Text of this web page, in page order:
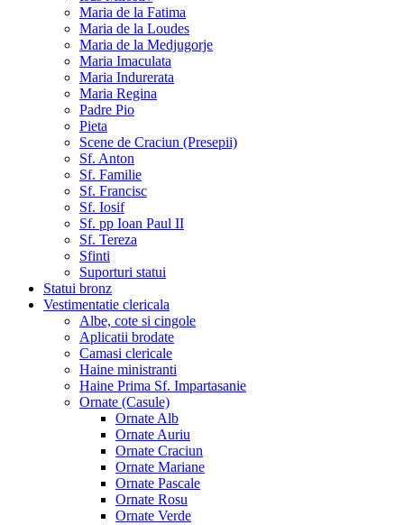
Maria de la Fatima
Maria de la Loudes
Maria de la Medjugorje
Maria Imaculata
Maria Indurerata
Maria Regina
Padre Pio
Pieta
Scene de Craciun (Presepii)
Sf. Anton
Sf. Familie
Sf. Francisc
Sf. Iosif
Sf. pp Ioan Paul II
Sf. Tereza
Sfinti
Suporturi statui
Statui bronz
Vestimentatie clericala
Albe, cote si cingole
Aplicatii brodate
Camasi clericale
Haine ministranti
Haine Prima Sf. Impartasanie
Ornate (Casule)
Ornate Alb
Ornate Auriu
Ornate Craciun
Ornate Mariane
Ornate Pascale
Ornate Rosu
Ornate Verde